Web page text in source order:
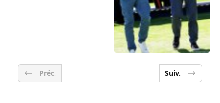
Préc. Suiv.